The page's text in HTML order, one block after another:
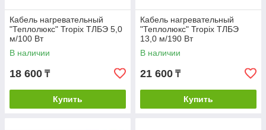
преимуществ, которые делают его отличным выбором для
обогрева полов.
Во-первых, Теплолюкс обеспечивает равномерное
распределение тепла по всей площади помещения.
ваш пол будет одинаково теплым во всех его уголках.
комфортной температурой даже в самые холодные
дни.
Кабель нагревательный
"Теплолюкс" Tropix ТЛБЭ 5,0
м/100 Вт
В наличии
18 600 ₸
Купить
Кабель нагревательный
"Теплолюкс" Tropix ТЛБЭ
13,0 м/190 Вт
В наличии
21 600 ₸
Купить